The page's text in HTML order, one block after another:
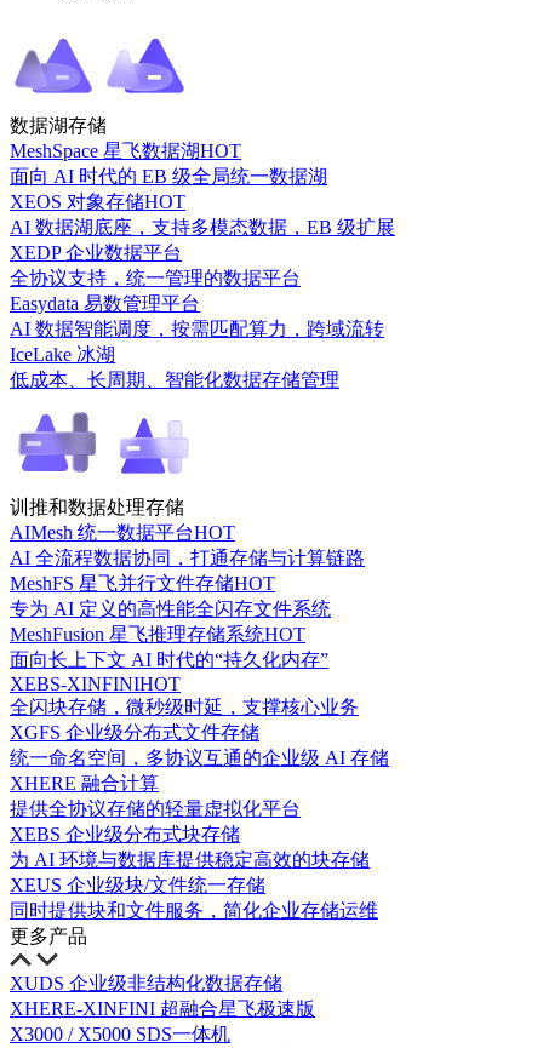
数据湖存储
MeshSpace 星飞数据湖HOT
面向 AI 时代的 EB 级全局统一数据湖
XEOS 对象存储HOT
AI 数据湖底座，支持多模态数据，EB 级扩展
XEDP 企业数据平台
全协议支持，统一管理的数据平台
Easydata 易数管理平台
AI 数据智能调度，按需匹配算力，跨域流转
IceLake 冰湖
低成本、长周期、智能化数据存储管理
训推和数据处理存储
AIMesh 统一数据平台HOT
AI 全流程数据协同，打通存储与计算链路
MeshFS 星飞并行文件存储HOT
专为 AI 定义的高性能全闪存文件系统
MeshFusion 星飞推理存储系统HOT
面向长上下文 AI 时代的“持久化内存”
XEBS-XINFINIHOT
全闪块存储，微秒级时延，支撑核心业务
XGFS 企业级分布式文件存储
统一命名空间，多协议互通的企业级 AI 存储
XHERE 融合计算
提供全协议存储的轻量虚拟化平台
XEBS 企业级分布式块存储
为 AI 环境与数据库提供稳定高效的块存储
XEUS 企业级块/文件统一存储
同时提供块和文件服务，简化企业存储运维
更多产品
XUDS 企业级非结构化数据存储
XHERE-XINFINI 超融合星飞极速版
X3000 / X5000 SDS一体机